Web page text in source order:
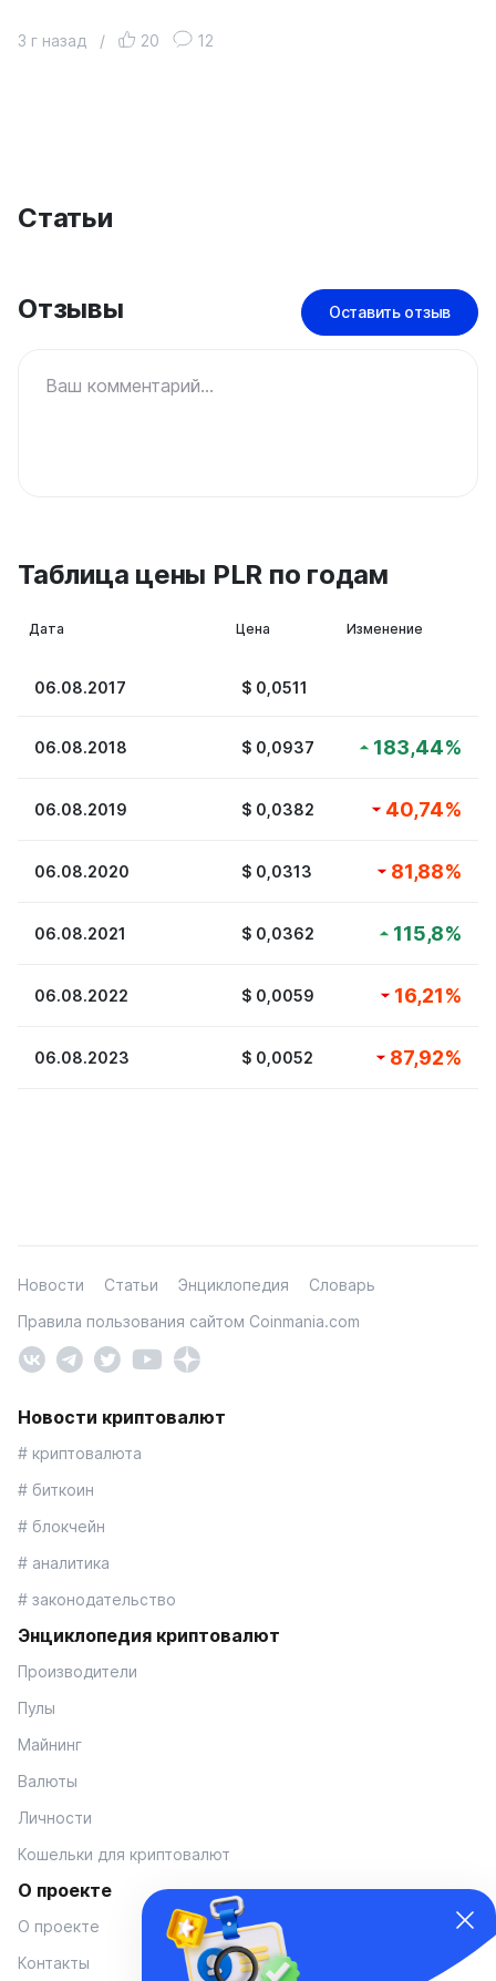
3 г назад / 20 12
Статьи
Отзывы Оставить отзыв
Ваш комментарий...
Таблица цены PLR по годам
Дата Цена Изменение
06.08.2017 $ 0,0511
06.08.2018 $ 0,0937 183,44%
06.08.2019 $ 0,0382 40,74%
06.08.2020 $ 0,0313 81,88%
06.08.2021 $ 0,0362 115,8%
06.08.2022 $ 0,0059 16,21%
06.08.2023 $ 0,0052 87,92%
Новости Статьи Энциклопедия
Словарь
Правила пользования сайтом Coinmania.com
Новости криптовалют
# криптовалюта
# биткоин
# блокчейн
# аналитика
# законодательство
Энциклопедия криптовалют
Производители
Пулы
Майнинг
Валюты
Личности
Кошельки для криптовалют
О проекте
О проекте
Контакты